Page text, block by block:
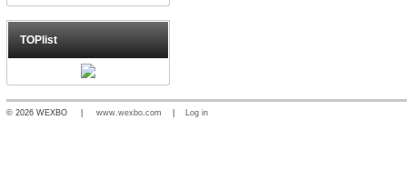
TOPlist
© 2026 WEXBO | www.wexbo.com Log in